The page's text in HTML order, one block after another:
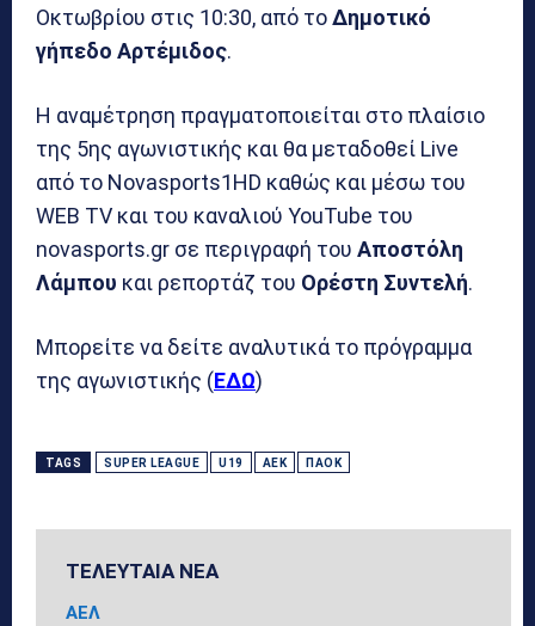
Οκτωβρίου στις 10:30, από τοΔημοτικό
γήπεδο Αρτέμιδος.
Η αναμέτρηση πραγματοποιείται στο πλαίσιο
της 5ης αγωνιστικής και θα μεταδοθεί Live
από το Novasports1HD καθώς και μέσω του
WEB TV και του καναλιού YouTube του
novasports.gr σε περιγραφή του Αποστόλη
Λάμπου και ρεπορτάζ του Ορέστη Συντελή.
Μπορείτε να δείτε αναλυτικά το πρόγραμμα
της αγωνιστικής (ΕΔΩ)
TAGS SUPER LEAGUE U19 ΑΕΚ ΠΑΟΚ
ΤΕΛΕΥΤΑΙΑ ΝΕΑ
ΑΕΛ